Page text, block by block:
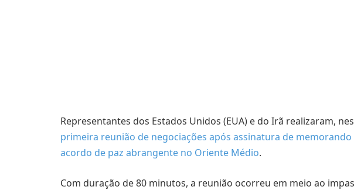
Representantes dos Estados Unidos (EUA) e do Irã realizaram,
primeira reunião de negociações após assinatura de
acordo de paz abrangente no Oriente Médio.
Com duração de 80 minutos, a reunião ocorreu em meio ao